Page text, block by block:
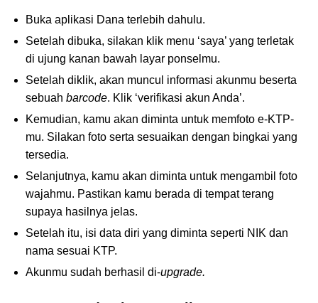
Buka aplikasi Dana terlebih dahulu.
Setelah dibuka, silakan klik menu ‘saya’ yang terletak
di ujung kanan bawah layar ponselmu.
Setelah diklik, akan muncul informasi akunmu beserta
sebuah barcode. Klik ‘verifikasi akun Anda’.
Kemudian, kamu akan diminta untuk memfoto e-KTP-
mu. Silakan foto serta sesuaikan dengan bingkai yang
tersedia.
Selanjutnya, kamu akan diminta untuk mengambil foto
wajahmu. Pastikan kamu berada di tempat terang
supaya hasilnya jelas.
Setelah itu, isi data diri yang diminta seperti NIK dan
nama sesuai KTP.
Akunmu sudah berhasil di-upgrade.